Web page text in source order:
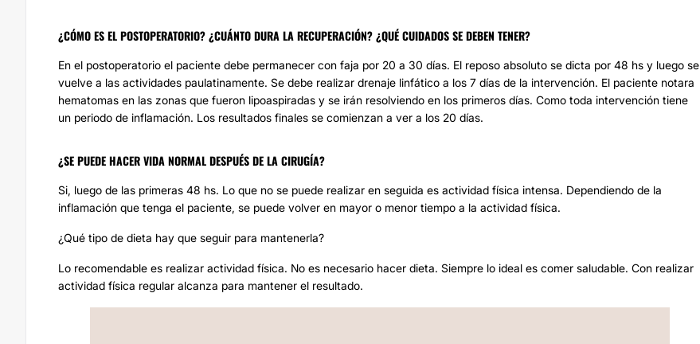
¿CÓMO ES EL POSTOPERATORIO? ¿CUÁNTO DURA LA RECUPERACIÓN? ¿QUÉ CUIDADOS SE DEBEN TENER?
En el postoperatorio el paciente debe permanecer con faja por 20 a 30 días. El reposo absoluto se dicta por 48 hs y luego se
vuelve a las actividades paulatinamente. Se debe realizar drenaje linfático a los 7 días de la intervención. El paciente notara
hematomas en las zonas que fueron lipoaspiradas y se irán resolviendo en los primeros días. Como toda intervención tiene
un periodo de inflamación. Los resultados finales se comienzan a ver a los 20 días.
¿SE PUEDE HACER VIDA NORMAL DESPUÉS DE LA CIRUGÍA?
Si, luego de las primeras 48 hs. Lo que no se puede realizar en seguida es actividad física intensa. Dependiendo de la
inflamación que tenga el paciente, se puede volver en mayor o menor tiempo a la actividad física.
¿Qué tipo de dieta hay que seguir para mantenerla?
Lo recomendable es realizar actividad física. No es necesario hacer dieta. Siempre lo ideal es comer saludable. Con realizar
actividad física regular alcanza para mantener el resultado.